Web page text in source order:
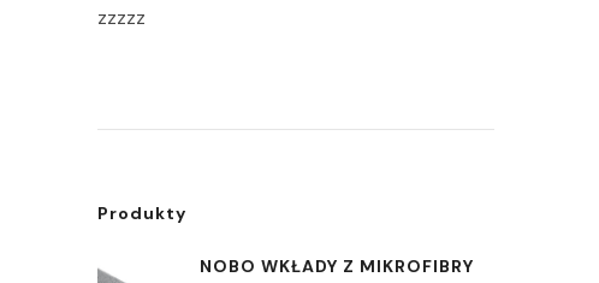
zzzzz
Produkty
NOBO WKŁADY Z MIKROFIBRY